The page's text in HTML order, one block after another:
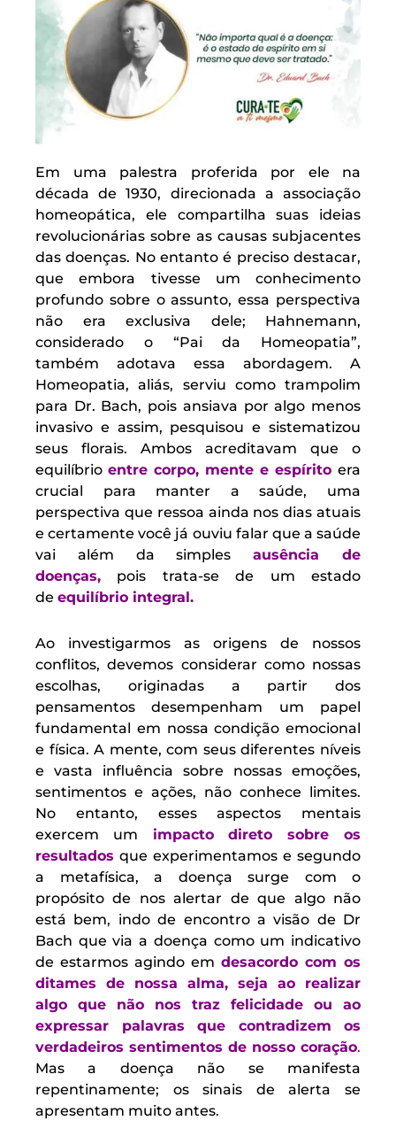
Em uma palestra proferida por ele na
década de 1930, direcionada a associação
homeopática, ele compartilha suas ideias
revolucionárias sobre as causas subjacentes
das doenças. No entanto é preciso destacar,
que embora tivesse um conhecimento
profundo sobre o assunto, essa perspectiva
não era exclusiva dele; Hahnemann,
considerado o “Pai da Homeopatia”,
também adotava essa abordagem. A
Homeopatia, aliás, serviu como trampolim
para Dr. Bach, pois ansiava por algo menos
invasivo e assim, pesquisou e sistematizou
seus florais. Ambos acreditavam que o
equilíbrio entre corpo, mente e espírito era
crucial para manter a saúde, uma
perspectiva que ressoa ainda nos dias atuais
e certamente você já ouviu falar que a saúde
vai além da simplesausência de
doenças, pois trata-se de um estado
de equilíbrio integral.
Ao investigarmos as origens de nossos
conflitos, devemos considerar como nossas
escolhas, originadas a partir dos
pensamentos desempenham um papel
fundamental em nossa condição emocional
e física. A mente, com seus diferentes níveis
e vasta influência sobre nossas emoções,
sentimentos e ações, não conhece limites.
No entanto, esses aspectos mentais
exercem um
impacto direto sobre os
resultados que experimentamos e segundo
a metafísica, a doença surge com o
propósito de nos alertar de que algo não
está bem, indo de encontro a visão de Dr
Bach que via a doença como um indicativo
de estarmos agindo em desacordo com os
ditames de nossa alma, seja ao realizar
algo que não nos traz felicidade ou ao
expressar palavras que contradizem os
verdadeiros sentimentos de nosso coração.
Mas a doença não se manifesta
repentinamente; os sinais de alerta se
apresentam muito antes.